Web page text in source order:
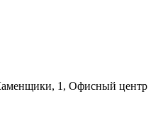
1, Офисный центр